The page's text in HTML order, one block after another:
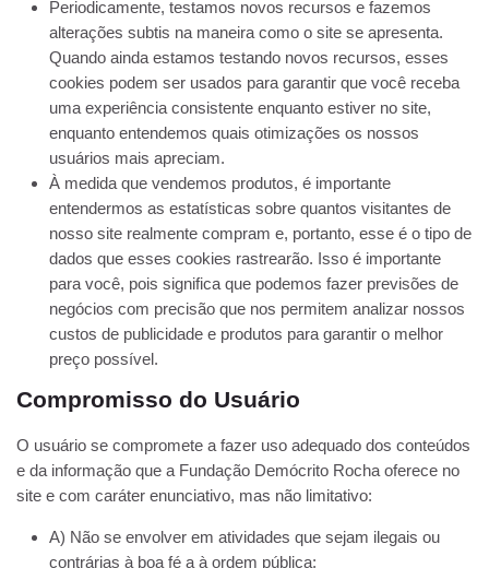
Periodicamente, testamos novos recursos e fazemos
alterações subtis na maneira como o site se apresenta.
Quando ainda estamos testando novos recursos, esses
cookies podem ser usados ​​para garantir que você receba
uma experiência consistente enquanto estiver no site,
enquanto entendemos quais otimizações os nossos
usuários mais apreciam.
À medida que vendemos produtos, é importante
entendermos as estatísticas sobre quantos visitantes de
nosso site realmente compram e, portanto, esse é o tipo de
dados que esses cookies rastrearão. Isso é importante
para você, pois significa que podemos fazer previsões de
negócios com precisão que nos permitem analizar nossos
custos de publicidade e produtos para garantir o melhor
preço possível.
Compromisso do Usuário
O usuário se compromete a fazer uso adequado dos conteúdos
e da informação que a Fundação Demócrito Rocha oferece no
site e com caráter enunciativo, mas não limitativo:
A) Não se envolver em atividades que sejam ilegais ou
contrárias à boa fé a à ordem pública;